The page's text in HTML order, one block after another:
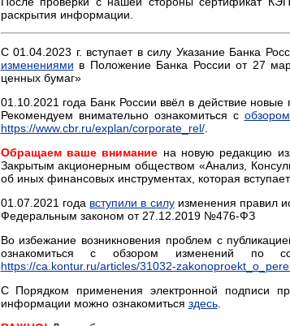
раскрытия информации.
С 01.04.2023 г. вступает в силу Указание Банка
изменениями в Положение Банка России от 27
ценных бумаг»
01.10.2021 года Банк России ввёл в действие
Рекомендуем внимательно ознакомиться с
https://www.cbr.ru/explan/corporate_rel/.
Обращаем ваше внимание на новую редакцию
Закрытым акционерным обществом «Анализ,
об иных финансовых инструментах, которая
01.07.2021 года вступили в силуизменения правил
Федеральным законом от 27.12.2019 №476-ФЗ
Во избежание возникновения проблем с
ознакомиться с обзором изменений по
https://ca.kontur.ru/articles/31032-
С Порядком применения электронной подписи
информации можно ознакомиться здесь.